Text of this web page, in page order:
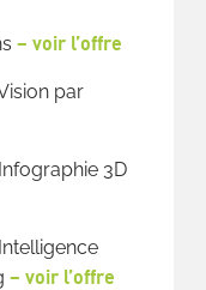
– voir l’offre
par
3D
– voir l’offre